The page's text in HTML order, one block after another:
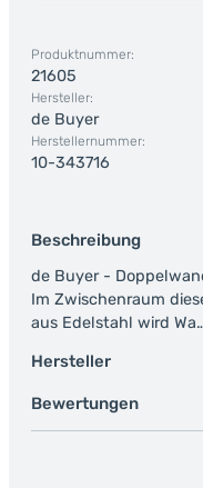
Produktnummer:
21605
Hersteller:
de Buyer
Herstellernummer:
10-343716
Beschreibung
de Buyer -
Im Zwischenraum
aus Edelstahl wird
Hersteller
Bewertungen